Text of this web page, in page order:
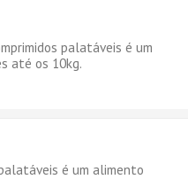
palatáveis é um
até os 10kg.
é um alimento